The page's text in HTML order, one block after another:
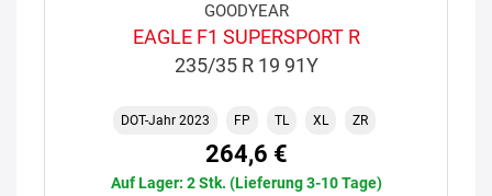
GOODYEAR
EAGLE F1 SUPERSPORT R
235/35 R 19 91Y
DOT-Jahr 2023 FP TL XL ZR
264,6 €
Auf Lager: 2 Stk. (Lieferung 3-10 Tage)